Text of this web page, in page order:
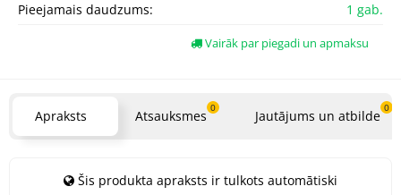
Pieejamais daudzums:
1 gab.
Vairāk par piegadi un apmaksu
Apraksts Atsauksmes 0 Jautājums un atbilde 0
Šis produkta apraksts ir tulkots automātiski